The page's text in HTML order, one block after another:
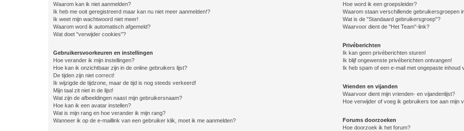
Waarom kan ik niet aanmelden?
Ik heb me ooit geregistreerd maar kan nu niet meer aanmelden!?
Ik weet mijn wachtwoord niet meer!
Waarom word ik automatisch afgemeld?
Wat doet "verwijder cookies"?
Gebruikersvoorkeuren en instellingen
Hoe verander ik mijn instellingen?
Hoe kan ik onzichtbaar zijn in de online gebruikers lijst?
De tijden zijn niet correct!
Ik wijzigde de tijdzone, maar de tijd is nog steeds verkeerd!
Mijn taal zit niet in de lijst!
Wat zijn de afbeeldingen naast mijn gebruikersnaam?
Hoe kan ik een avatar instellen?
Wat is mijn rang en hoe verander ik mijn rang?
Wanneer ik op de e-maillink van een gebruiker klik, moet ik me aanmelden?
Hoe word ik een groepsleider?
Waarom staan verschillende gebruikersgroepen
Wat is de "Standaard gebruikersgroep"?
Waarvoor dient de "Het Team"-link?
Privéberichten
Ik kan geen privéberichten sturen!
Ik blijf ongewenste privéberichten ontvangen!
Ik heb spam of een e-mail met ongepaste inhoud
Vrienden en vijanden
Waarvoor dient mijn vrienden- en vijandenlijst?
Hoe verwijder of voeg ik gebruikers toe aan mijn
Forums doorzoeken
Hoe doorzoek ik het forum?